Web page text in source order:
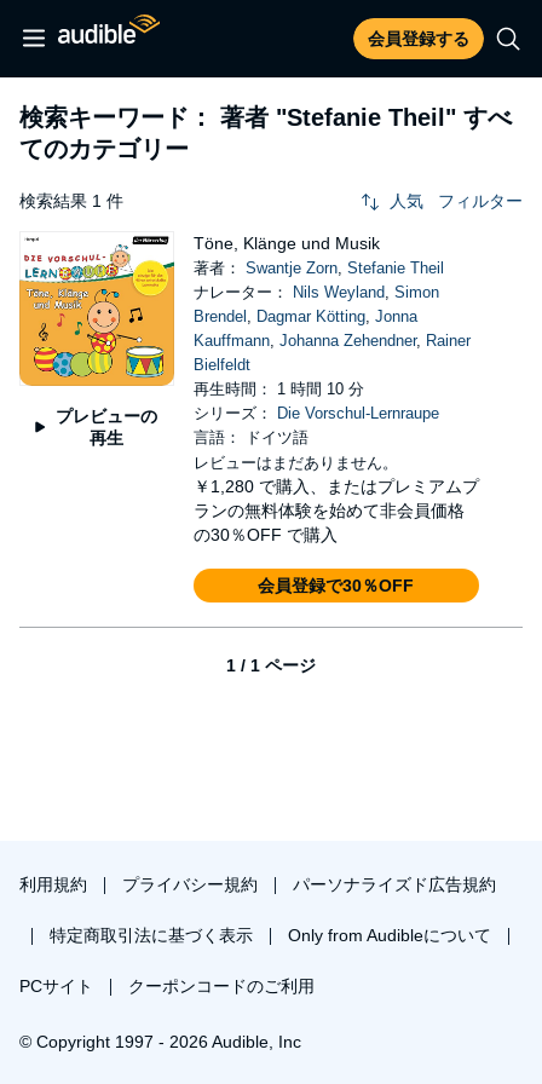
会員登録する
検索キーワード： 著者 "Stefanie Theil" すべ
てのカテゴリー
検索結果 1 件 人気 フィルター
プレビューの
再生
Töne, Klänge und Musik
著者： Swantje Zorn, Stefanie Theil
ナレーター：
Nils Weyland, Simon
Brendel , Dagmar Kötting, Jonna
Kauffmann, Johanna Zehendner, Rainer
Bielfeldt
再生時間： 1 時間 10 分
シリーズ：
Die Vorschul-Lernraupe
言語： ドイツ語
レビューはまだありません。
￥1,280 で購入、またはプレミアムプ
ランの無料体験を始めて非会員価格
の30％OFF で購入
会員登録で30％OFF
1 / 1 ページ
利用規約 プライバシー規約 パーソナライズド広告規約
特定商取引法に基づく表示 Only from Audibleについて
PCサイト クーポンコードのご利用
© Copyright 1997 - 2026 Audible, Inc